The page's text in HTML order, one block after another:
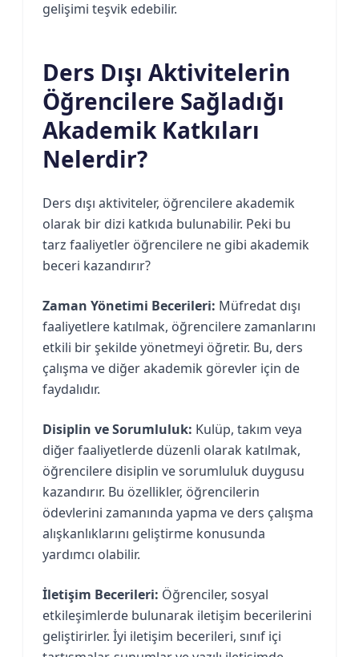
gelişimi teşvik edebilir.
Ders Dışı Aktivitelerin
Öğrencilere Sağladığı
Akademik Katkıları
Nelerdir?
Ders dışı aktiviteler, öğrencilere akademik
olarak bir dizi katkıda bulunabilir. Peki bu
tarz faaliyetler öğrencilere ne gibi akademik
beceri kazandırır?
Zaman Yönetimi Becerileri: Müfredat dışı
faaliyetlere katılmak, öğrencilere zamanlarını
etkili bir şekilde yönetmeyi öğretir. Bu, ders
çalışma ve diğer akademik görevler için de
faydalıdır.
Disiplin ve Sorumluluk: Kulüp, takım veya
diğer faaliyetlerde düzenli olarak katılmak,
öğrencilere disiplin ve sorumluluk duygusu
kazandırır. Bu özellikler, öğrencilerin
ödevlerini zamanında yapma ve ders çalışma
alışkanlıklarını geliştirme konusunda
yardımcı olabilir.
İletişim Becerileri: Öğrenciler, sosyal
etkileşimlerde bulunarak iletişim becerilerini
geliştirirler. İyi iletişim becerileri, sınıf içi